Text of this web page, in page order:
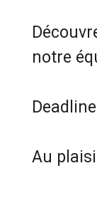
notre
Au